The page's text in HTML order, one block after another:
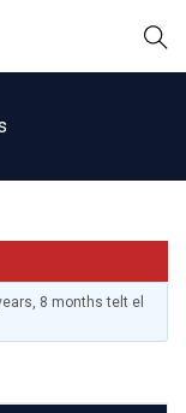
8 months telt el